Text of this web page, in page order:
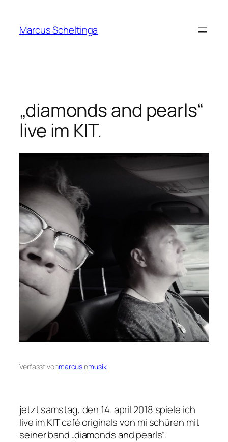
springen
Marcus Scheltinga
„diamonds and pearls“
live im KIT.
Verfasst vonmarcusinmusik
jetzt samstag, den 14. april 2018 spiele ich
live im KIT café originals von mi schüren mit
seiner band „diamonds and pearls“.